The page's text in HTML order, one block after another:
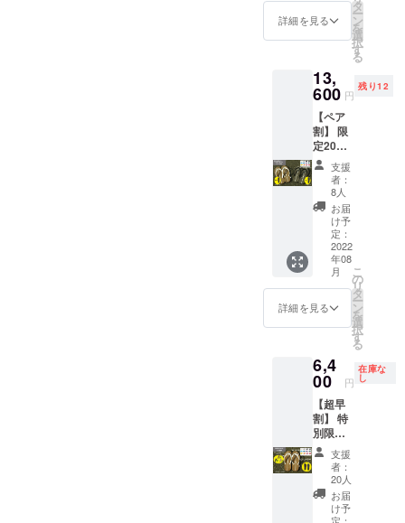
われて
きた
「茜」
が使わ
れてい
ます。
・製品
は国内
サンダ
ル工場
にて製
造して
おりま
す。 ・
発送は
７月中
旬以降
送して
まいり
シュー
ズ袋付
きでお
届けい
たしま
す。 ・
鼻緒・
ソー
ル・ア
ウト
ソール
す。 ・
染色
菌する
際に使
われて
きた
「柿
渋」
「炭」
「茜」
が使わ
れてい
ます。
・製品
は日本
唯一の
国内サ
ンダル
工場に
す。 ・
発送は
７月中
旬以降
順次発
送して
まいり
ます。
シュー
ズ袋付
費税込
み 商
品：
のはき
ごご
ち』 数
量： 1
点 ・表
面の
ソール
は、和
紙を糸
にして
布とし
て織り
上げた
消臭性
が高い
和紙素
材の布
和紙は
国産の
岐阜県
／美濃
和紙を
使用し
てま
す。 ・
染色
は、日
本古来
詳細を見る
タ
ー
ン
を
選
択
す
る
13,
600 円
残り12
【ペア
割】 限
定20点
15％OF
F 送
料・消
費税込
品：
『和紙
のはき
ごご
ち』 数
量： 2
点 一般
販売予
格
￥16,00
0-の
15％OF
Fとなり
ます。
・表面
のソー
ルは、
和紙を
糸にし
支援
者：
8人
お届
け予
定：
2022
年08
月
詳細を見る
こ
の
リ
タ
ー
ン
を
選
択
す
る
6,4
00 円
在庫な
し
【超早
割】 特
別限定
20点
20％OF
F 送
料・消
費税込
支援
者：
20人
お届
け予
定：